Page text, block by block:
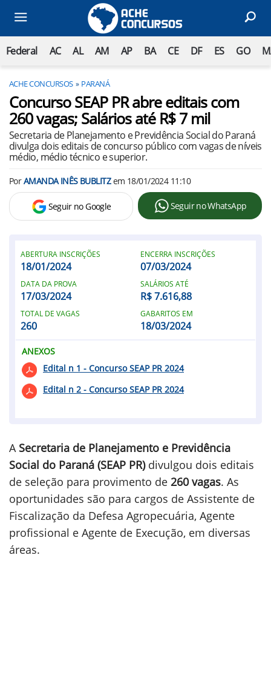
Federal AC AL AM AP BA CE DF ES GO
ACHE CONCURSOS PARANÁ
Concurso SEAP PR abre editais com
260 vagas; Salários até R$ 7 mil
Secretaria de Planejamento e Previdência Social do Paraná
divulga dois editais de concurso público com vagas de níveis
médio, médio técnico e superior.
PorAMANDA INÊS BUBLITZem 18/01/2024 11:10
Seguir no Google Seguir no WhatsApp
A Secretaria de Planejamento e Previdência
Social do Paraná (SEAP PR)divulgou dois editais
de seleção para provimento de 260 vagas. As
oportunidades são para cargos de Assistente de
Fiscalização da Defesa Agropecuária, Agente
profissional e Agente de Execução, em diversas
áreas.
ABERTURA INSCRIÇÕES
18/01/2024
ENCERRA INSCRIÇÕES
07/03/2024
DATA DA PROVA
17/03/2024
SALÁRIOS ATÉ
R$ 7.616,88
TOTAL DE VAGAS
260
GABARITOS EM
18/03/2024
ANEXOS
Edital n 1 - Concurso SEAP PR 2024
Edital n 2 - Concurso SEAP PR 2024